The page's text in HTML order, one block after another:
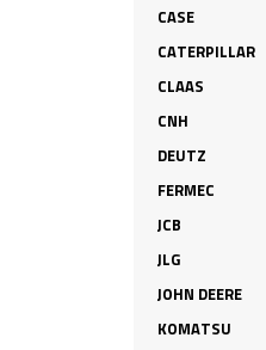
CASE
CATERPILLAR
CLAAS
CNH
DEUTZ
FERMEC
JCB
JLG
JOHN DEERE
KOMATSU